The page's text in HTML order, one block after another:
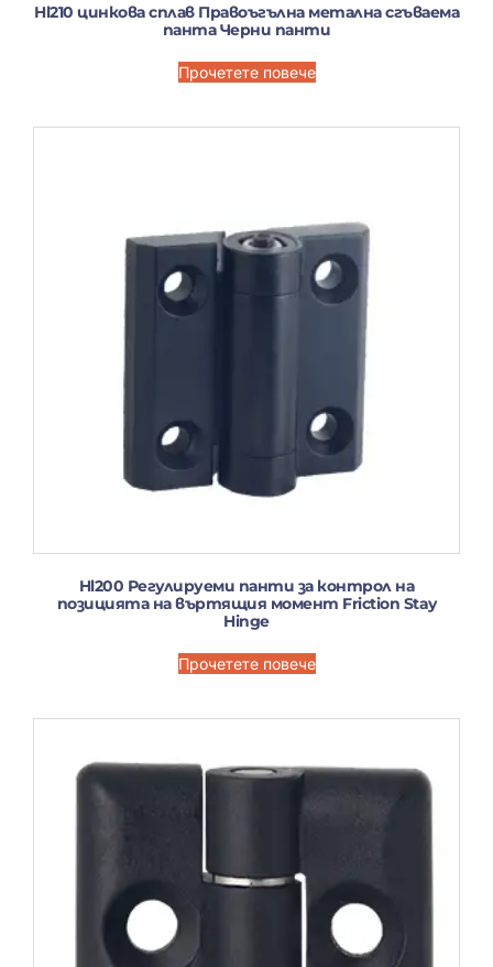
Hl210 цинкова сплав Правоъгълна метална сгъваема
панта Черни панти
Прочетете повече
Hl200 Регулируеми панти за контрол на
позицията на въртящия момент Friction Stay
Hinge
Прочетете повече